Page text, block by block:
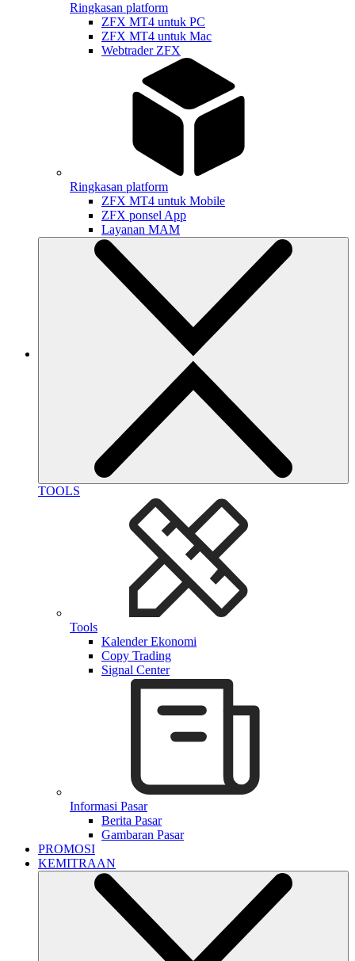
Ringkasan platform
ZFX MT4 untuk PC
ZFX MT4 untuk Mac
Webtrader ZFX
Ringkasan platform
ZFX MT4 untuk Mobile
ZFX ponsel App
Layanan MAM
TOOLS
Tools
Kalender Ekonomi
Copy Trading
Signal Center
Informasi Pasar
Berita Pasar
Gambaran Pasar
PROMOSI
KEMITRAAN